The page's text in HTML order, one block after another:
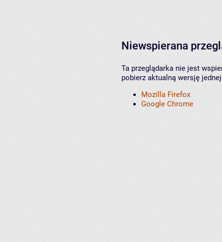
Niewspierana
Ta przeglądarka nie jest
pobierz aktualną wersję
Mozilla Firefox
Google Chrome